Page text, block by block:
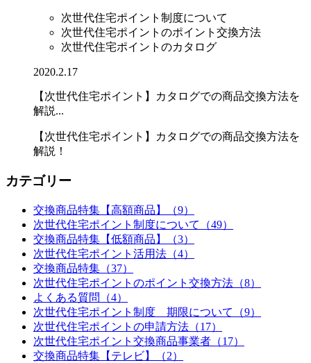
次世代住宅ポイント制度について
次世代住宅ポイントのポイント交換方法
次世代住宅ポイントのカタログ
2020.2.17
【次世代住宅ポイント】カタログでの商品交換方法を
解説...
【次世代住宅ポイント】カタログでの商品交換方法を
解説！
カテゴリー
交換商品特集【高額商品】（9）
次世代住宅ポイント制度について（49）
交換商品特集【低額商品】（3）
次世代住宅ポイント活用法（4）
交換商品特集（37）
次世代住宅ポイントのポイント交換方法（8）
よくある質問（4）
次世代住宅ポイント制度 期限について（9）
次世代住宅ポイントの申請方法（17）
次世代住宅ポイント交換商品事業者（17）
交換商品特集【テレビ】（2）